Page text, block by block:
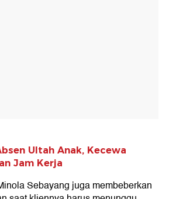
Ultah Anak, Kecewa
Jam Kerja
Sebayang juga membeberkan